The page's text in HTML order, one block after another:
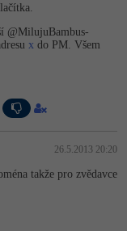
@MilujuBambus­
x do PM. Všem
26.5.2013 20:20
takže pro zvědavce